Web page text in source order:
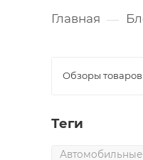
Главная —
Обзоры товаров
Теги